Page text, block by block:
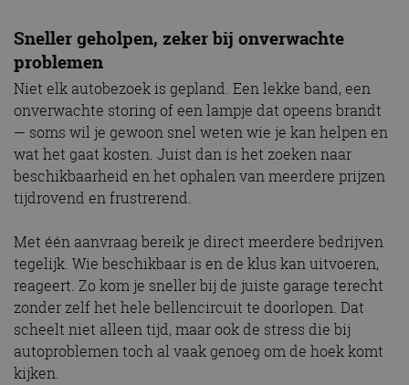
Sneller geholpen, zeker bij onverwachte
problemen
Niet elk autobezoek is gepland. Een lekke band, een
onverwachte storing of een lampje dat opeens brandt
— soms wil je gewoon snel weten wie je kan helpen en
wat het gaat kosten. Juist dan is het zoeken naar
beschikbaarheid en het ophalen van meerdere prijzen
tijdrovend en frustrerend.
Met één aanvraag bereik je direct meerdere bedrijven
tegelijk. Wie beschikbaar is en de klus kan uitvoeren,
reageert. Zo kom je sneller bij de juiste garage terecht
zonder zelf het hele bellencircuit te doorlopen. Dat
scheelt niet alleen tijd, maar ook de stress die bij
autoproblemen toch al vaak genoeg om de hoek komt
kijken.